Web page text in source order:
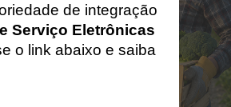
de integração
Serviço Eletrônicas
o link abaixo e saiba
cidadao/p
2015-